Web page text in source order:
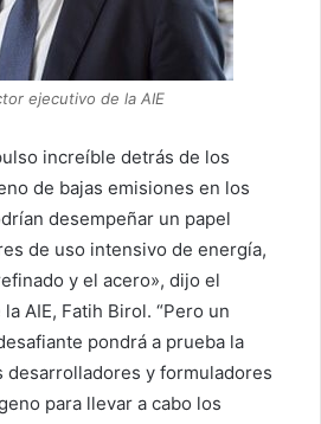
ejecutivo de la AIE
increíble detrás de los
de bajas emisiones en los
desempeñar un papel
de uso intensivo de energía,
y el acero», dijo el
AIE, Fatih Birol. “Pero un
pondrá a prueba la
desarrolladores y formuladores
para llevar a cabo los